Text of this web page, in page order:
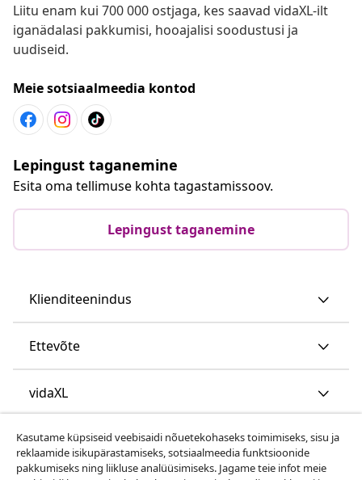
Liitu enam kui 700 000 ostjaga, kes saavad vidaXL-ilt
iganädalasi pakkumisi, hooajalisi soodustusi ja
uudiseid.
Meie sotsiaalmeedia kontod
Lepingust taganemine
Esita oma tellimuse kohta tagastamissoov.
Lepingust taganemine
Klienditeenindus
Ettevõte
vidaXL
Vaata rohkem
Kasutame küpsiseid veebisaidi nõuetekohaseks toimimiseks, sisu ja
reklaamide isikupärastamiseks, sotsiaalmeedia funktsioonide
pakkumiseks ning liikluse analüüsimiseks. Jagame teie infot meie